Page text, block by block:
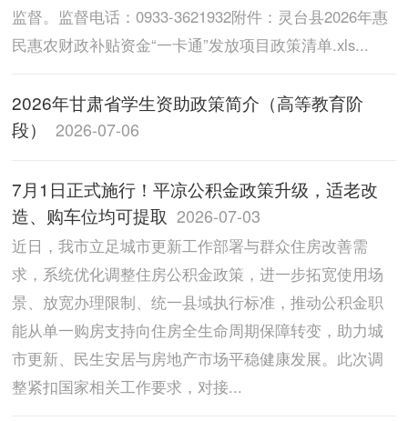
监督。监督电话：0933-3621932附件：灵台县2026年惠
民惠农财政补贴资金“一卡通”发放项目政策清单.xls...
2026年甘肃省学生资助政策简介（高等教育阶
段）
2026-07-06
7月1日正式施行！平凉公积金政策升级，适老改
造、购车位均可提取 2026-07-03
近日，我市立足城市更新工作部署与群众住房改善需
求，系统优化调整住房公积金政策，进一步拓宽使用场
景、放宽办理限制、统一县域执行标准，推动公积金职
能从单一购房支持向住房全生命周期保障转变，助力城
市更新、民生安居与房地产市场平稳健康发展。此次调
整紧扣国家相关工作要求，对接...